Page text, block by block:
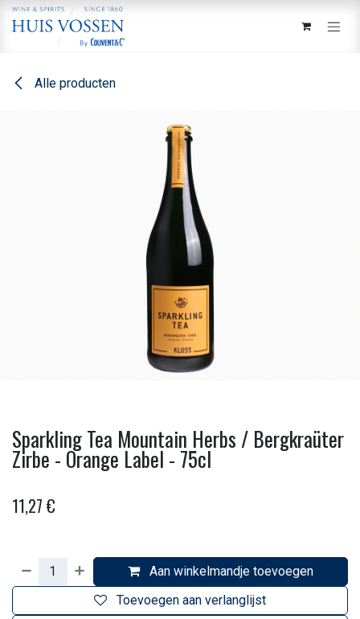
Overslaan naar inhoud
Alle producten
Sparkling Tea Mountain Herbs / Bergkraüter
Zirbe - Orange Label - 75cl
11,27 €
Aan winkelmandje toevoegen
Toevoegen aan verlanglijst